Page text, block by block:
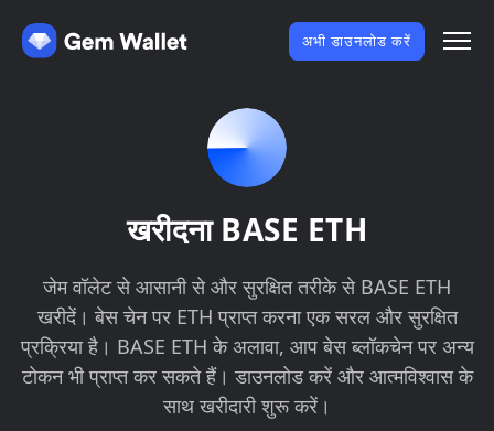
अभी डाउनलोड करें
खरीदना BASE ETH
जेम वॉलेट से आसानी से और सुरक्षित तरीके से BASE ETH
खरीदें। बेस चेन पर ETH प्राप्त करना एक सरल और सुरक्षित
प्रक्रिया है। BASE ETH के अलावा, आप बेस ब्लॉकचेन पर अन्य
टोकन भी प्राप्त कर सकते हैं। डाउनलोड करें और आत्मविश्वास के
साथ खरीदारी शुरू करें।